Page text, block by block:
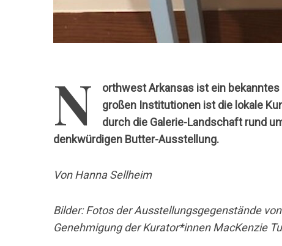
N
orthwest Arkansas ist ein
großen Institutionen ist die lokale
durch die Galerie-Landschaft rund
denkwürdigen Butter-Ausstellung.
Von Hanna Sellheim
Bilder: Fotos der Ausstellungsgegenstände
Genehmigung der Kurator*innen MacKenzie